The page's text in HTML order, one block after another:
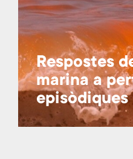
Respostes
marina a
episòdiques